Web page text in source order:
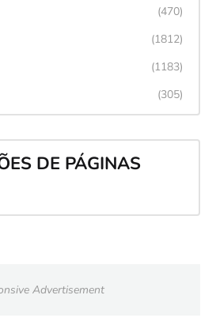
(470)
(1812)
(1183)
(305)
DE PÁGINAS
Advertisement